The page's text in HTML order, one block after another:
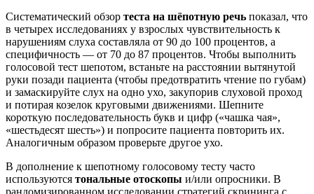
Систематический обзор теста на шёпотную речь показал, что
в четырех исследованиях у взрослых чувствительность к
нарушениям слуха составляла от 90 до 100 процентов, а
специфичность — от 70 до 87 процентов. Чтобы выполнить
голосовой тест шепотом, встаньте на расстоянии вытянутой
руки позади пациента (чтобы предотвратить чтение по губам)
и замаскируйте слух на одно ухо, закупорив слуховой проход
и потирая козелок круговыми движениями. Шепните
короткую последовательность букв и цифр («чашка чая»,
«шестьдесят шесть») и попросите пациента повторить их.
Аналогичным образом проверьте другое ухо.
В дополнение к шепотному голосовому тесту часто
используются тональные отоскопы и/или опросники. В